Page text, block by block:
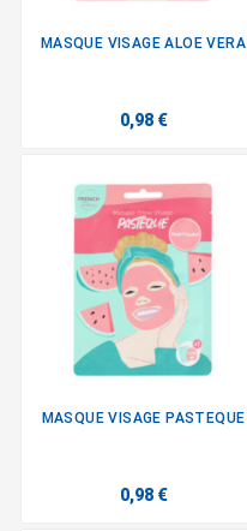
MASQUE VISAGE ALOE VERA
0,98 €
MASQUE VISAGE PASTEQUE
0,98 €